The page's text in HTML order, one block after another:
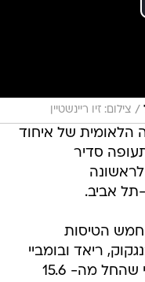
/ צילום: זיו ריינשטיין
הלאומית של איחוד
סדיר
תל אביב.
חמש הטיסות
ריאד ובומביי
הוא הקו בין תל אביב לאבו דאבי שהחל מה- 15.6